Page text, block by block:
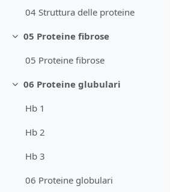
04 Struttura delle proteine
Minimizza
05 Proteine fibrose
05 Proteine fibrose
Minimizza
06 Proteine glubulari
Hb 1
Hb 2
Hb 3
06 Proteine globulari